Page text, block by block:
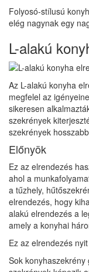
Folyosó-stílusú
elég nagynak egy
L-alakú
Az L-alakú konyha
megfelel az
sikeresen
szekrények
szekrények
Előnyök
Ez az elrendezés
ahol a
a tűzhely,
elrendezés, hogy
alakú elrendezés a
amely a konyhai
Ez az elrendezés
Sok